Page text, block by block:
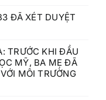
ĐÃ XÉT DUYỆT
TRƯỚC KHI ĐẦU
MỸ, BA MẸ ĐÃ
MÔI TRƯỜNG